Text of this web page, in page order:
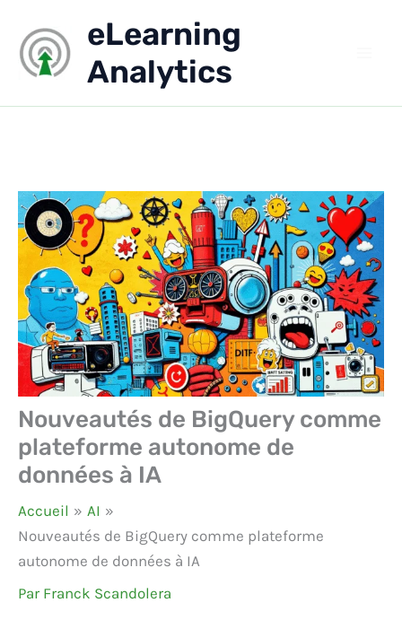
contenu
eLearning
Analytics
Nouveautés de BigQuery comme
plateforme autonome de
données à IA
Accueil
AI
Nouveautés de BigQuery comme plateforme
autonome de données à IA
Par Franck Scandolera